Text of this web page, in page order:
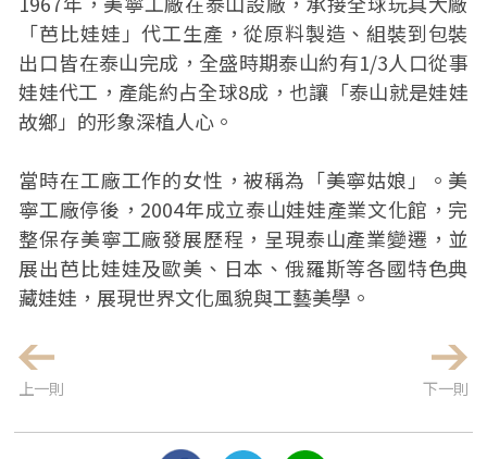
「芭比娃娃」代工生產，從原料製造、組裝到包裝
出口皆在泰山完成，全盛時期泰山約有1/3人口從事
娃娃代工，產能約占全球8成，也讓「泰山就是娃娃
故鄉」的形象深植人心。
當時在工廠工作的女性，被稱為「美寧姑娘」。美
寧工廠停後，2004年成立泰山娃娃產業文化館，完
整保存美寧工廠發展歷程，呈現泰山產業變遷，並
展出芭比娃娃及歐美、日本、俄羅斯等各國特色典
藏娃娃，展現世界文化風貌與工藝美學。
上一則 下一則